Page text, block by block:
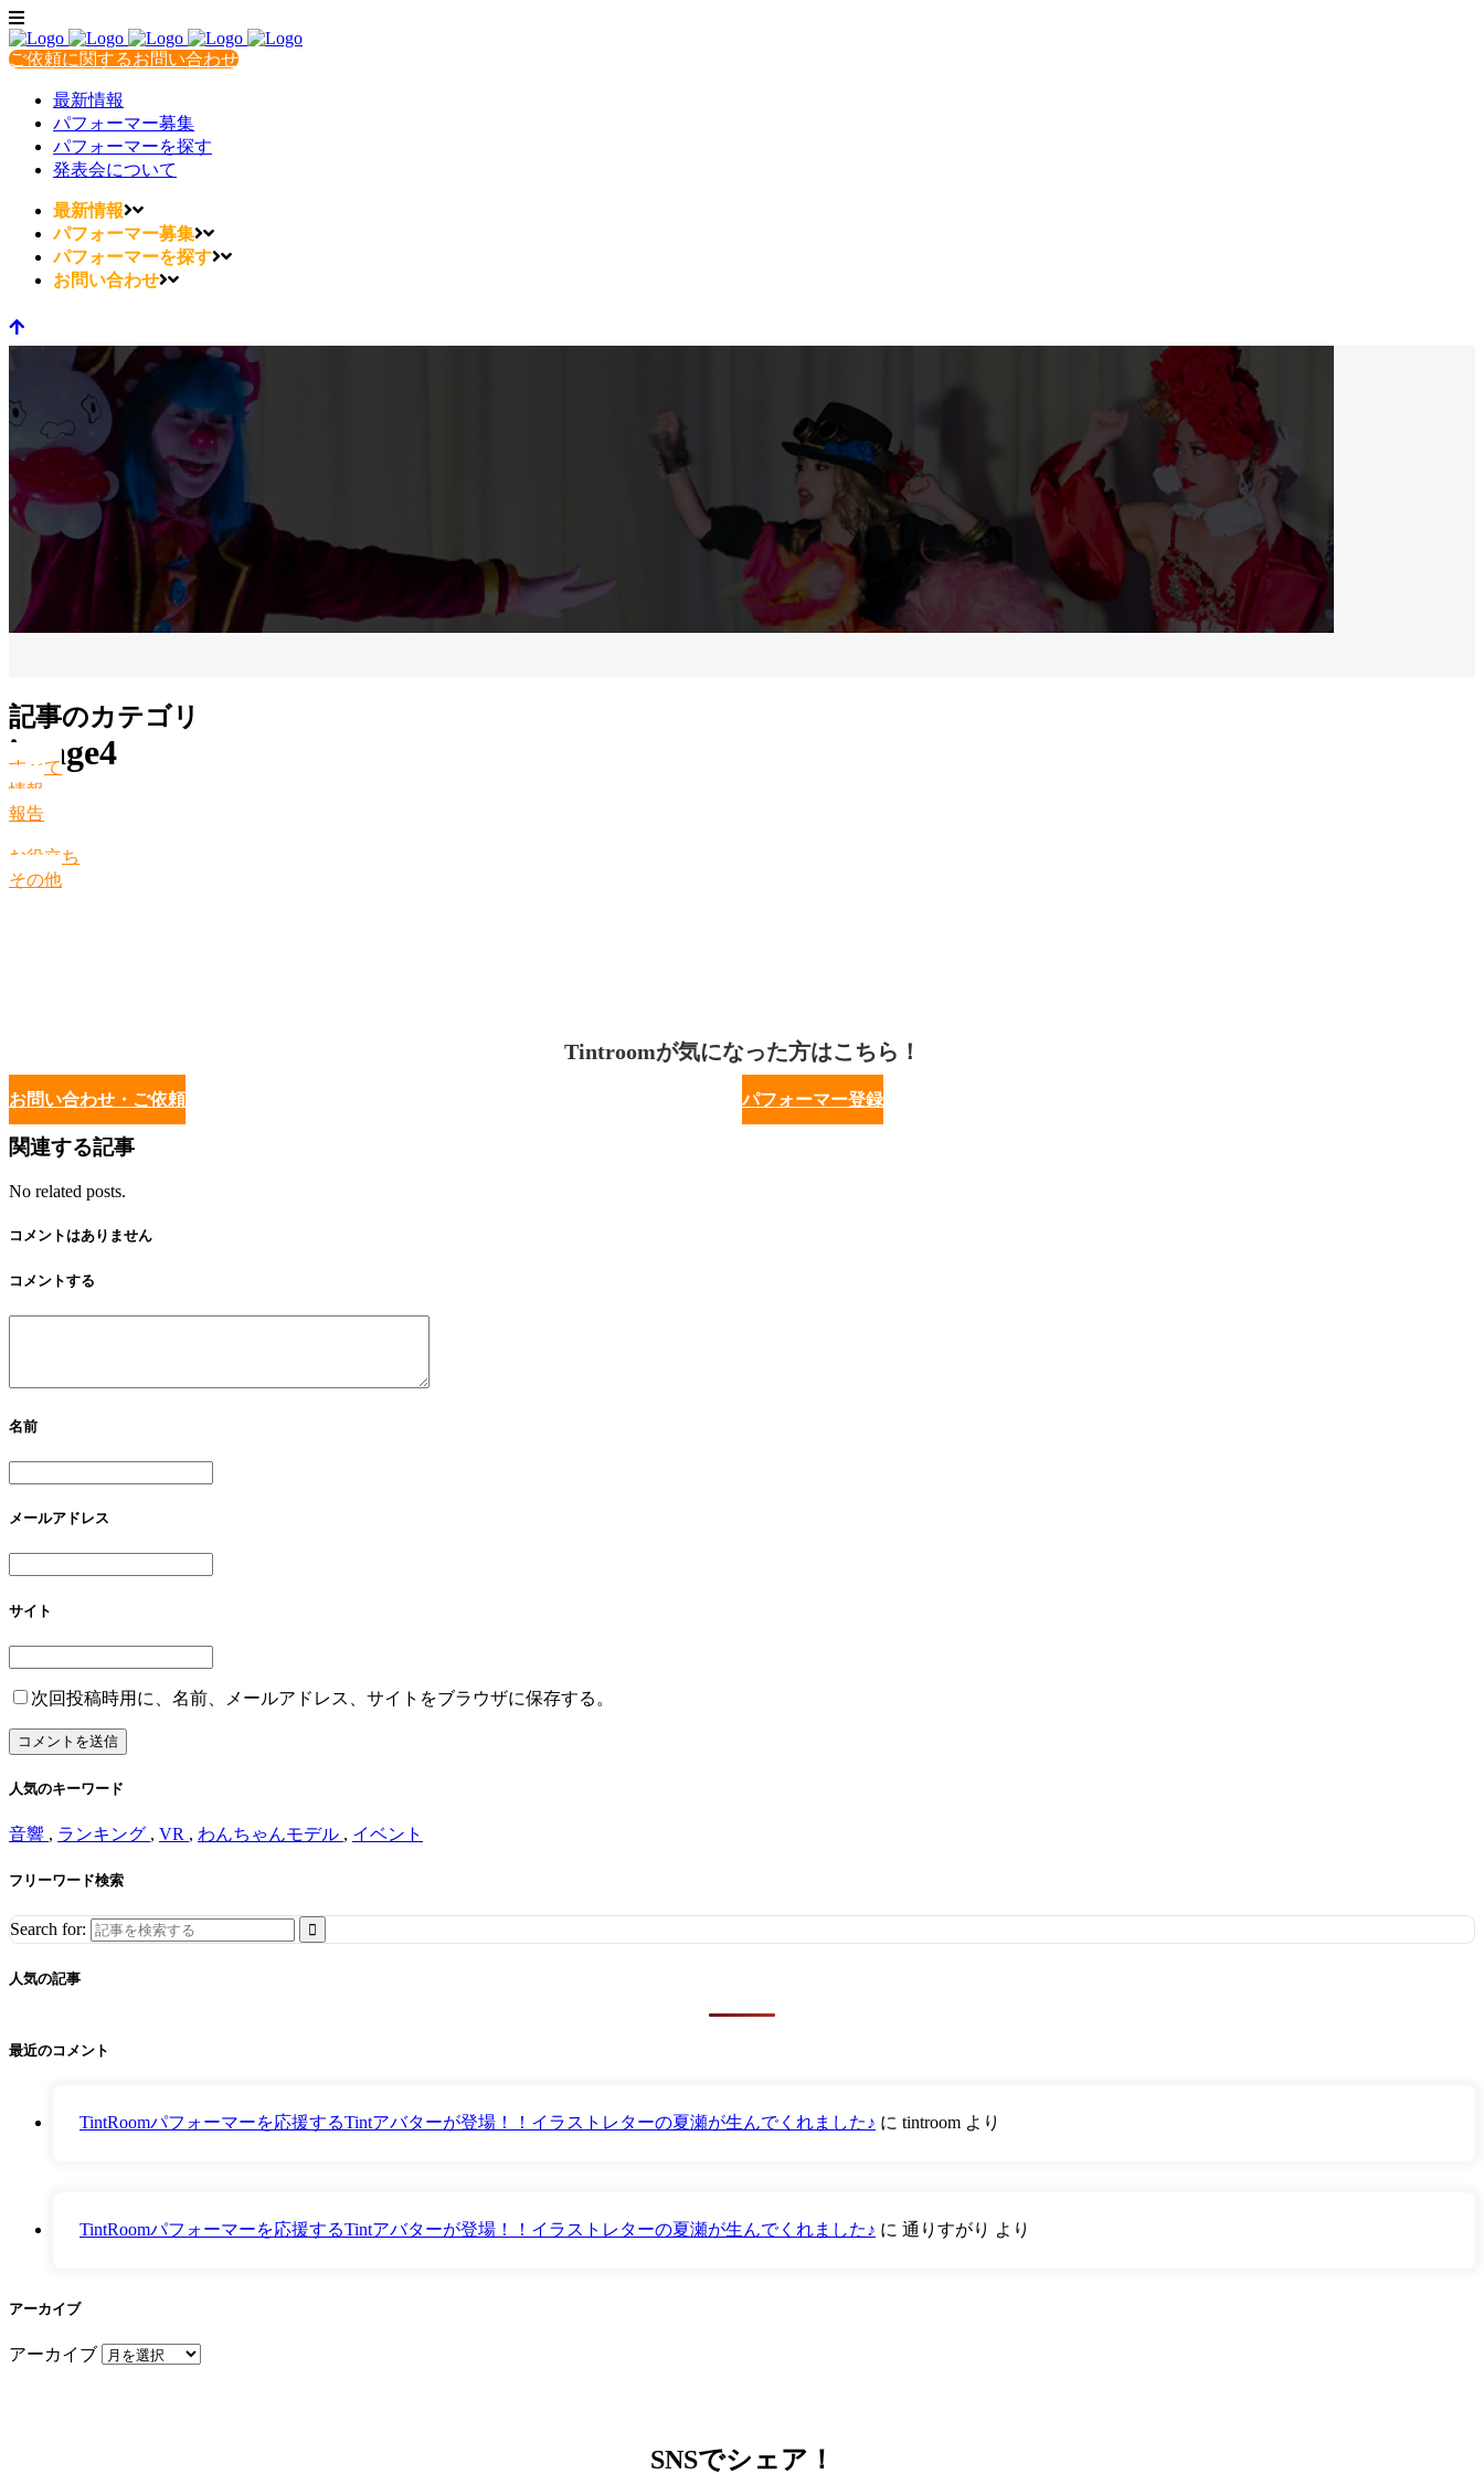
ご依頼に関するお問い合わせ
最新情報
パフォーマー募集
パフォーマーを探す
発表会について
最新情報
パフォーマー募集
パフォーマーを探す
お問い合わせ
image4
記事のカテゴリ
すべて
情報
報告
お役立ち
その他
Tintroomが気になった方はこちら！
お問い合わせ・ご依頼 パフォーマー登録
関連する記事
No related posts.
コメントはありません
コメントする
名前
メールアドレス
サイト
次回投稿時用に、名前、メールアドレス、サイトをブラウザに保存する。
人気のキーワード
音響 , ランキング , VR , わんちゃんモデル , イベント
フリーワード検索
Search for:
人気の記事
最近のコメント
TintRoomパフォーマーを応援するTintアバターが登場！！イラストレターの夏瀬が生んでくれました♪ に tintroom より
TintRoomパフォーマーを応援するTintアバターが登場！！イラストレターの夏瀬が生んでくれました♪ に 通りすがり より
アーカイブ
アーカイブ
SNSでシェア！